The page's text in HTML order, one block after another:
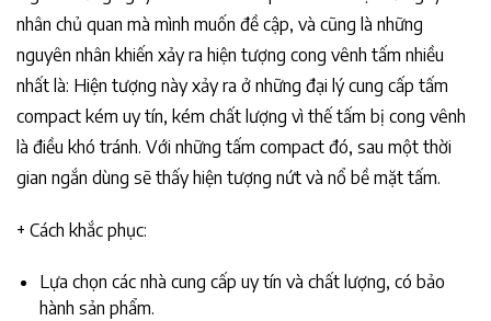
nhân chủ quan mà mình muốn đề cập, và cũng là những
nguyên nhân khiến xảy ra hiện tượng cong vênh tấm nhiều
nhất là: Hiện tượng này xảy ra ở những đại lý cung cấp tấm
compact kém uy tín, kém chất lượng vì thế tấm bị cong vênh
là điều khó tránh. Với những tấm compact đó, sau một thời
gian ngắn dùng sẽ thấy hiện tượng nứt và nổ bề mặt tấm.
+ Cách khắc phục:
Lựa chọn các nhà cung cấp uy tín và chất lượng, có bảo
hành sản phẩm.